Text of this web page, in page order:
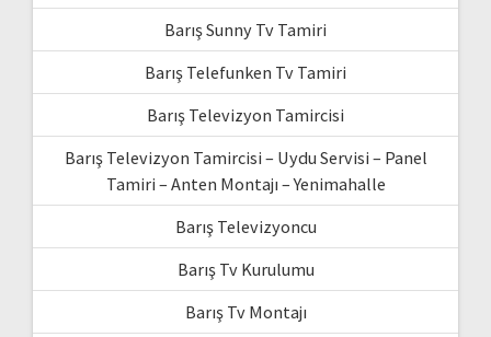
Barış Sunny Tv Tamiri
Barış Telefunken Tv Tamiri
Barış Televizyon Tamircisi
Barış Televizyon Tamircisi – Uydu Servisi – Panel
Tamiri – Anten Montajı – Yenimahalle
Barış Televizyoncu
Barış Tv Kurulumu
Barış Tv Montajı